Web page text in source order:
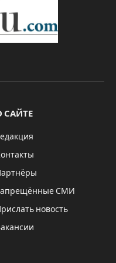
САЙТЕ
СМИ
новость